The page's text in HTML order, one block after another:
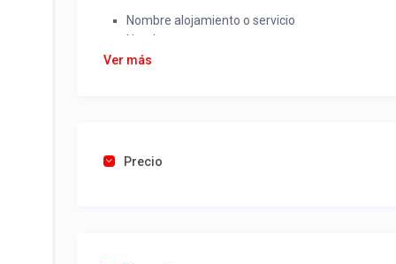
Nombre alojamiento o servicio
Nombre
Rut
Una vez recibido procederemos a activar su aviso
Ver más
Precio